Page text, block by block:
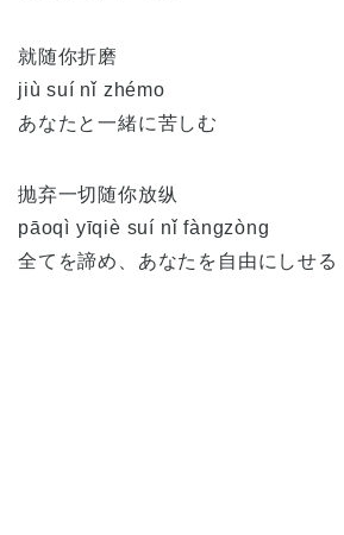
就随你折磨
jiù suí nǐ zhémo
あなたと一緒に苦しむ
抛弃一切随你放纵
pāoqì yīqiè suí nǐ fàngzòng
全てを諦め、あなたを自由にしせる